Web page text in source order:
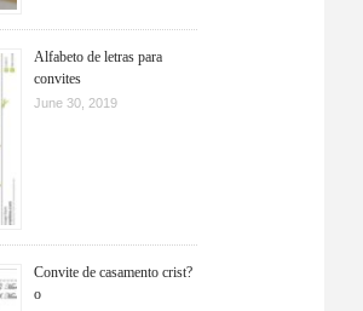
Alfabeto de letras para
convites
June 30, 2019
Convite de casamento crist?
o